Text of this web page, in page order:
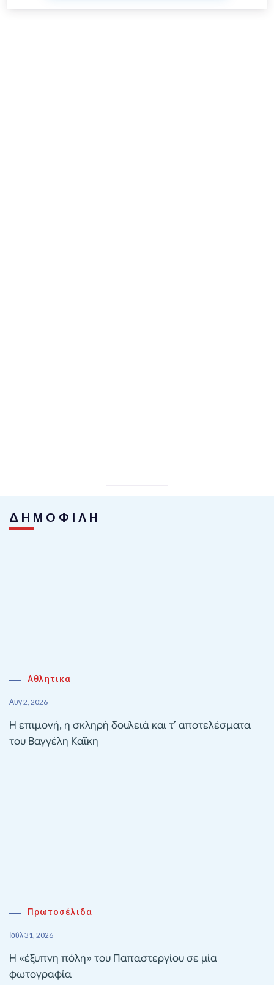
ΔΗΜΟΦΙΛΗ
Αθλητικα
Αυγ 2, 2026
Η επιμονή, η σκληρή δουλειά και τ’ αποτελέσματα
του Βαγγέλη Καΐκη
Πρωτοσέλιδα
Ιούλ 31, 2026
Η «έξυπνη πόλη» του Παπαστεργίου σε μία
φωτογραφία